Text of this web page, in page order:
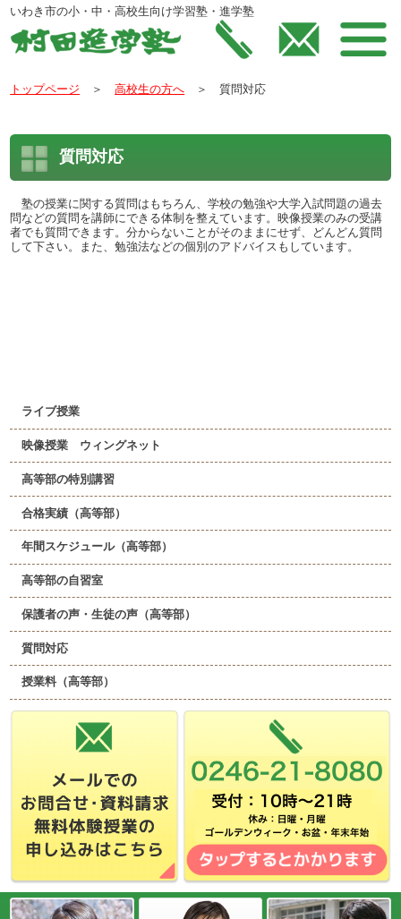
いわき市の小・中・高校生向け学習塾・進学塾
トップページ ＞高校生の方へ ＞ 質問対応
質問対応
塾の授業に関する質問はもちろん、学校の勉強や大学入試問題の過去
問などの質問を講師にできる体制を整えています。映像授業のみの受講
者でも質問できます。分からないことがそのままにせず、どんどん質問
して下さい。また、勉強法などの個別のアドバイスもしています。
ライブ授業
映像授業 ウィングネット
高等部の特別講習
合格実績（高等部）
年間スケジュール（高等部）
高等部の自習室
保護者の声・生徒の声（高等部）
質問対応
授業料（高等部）